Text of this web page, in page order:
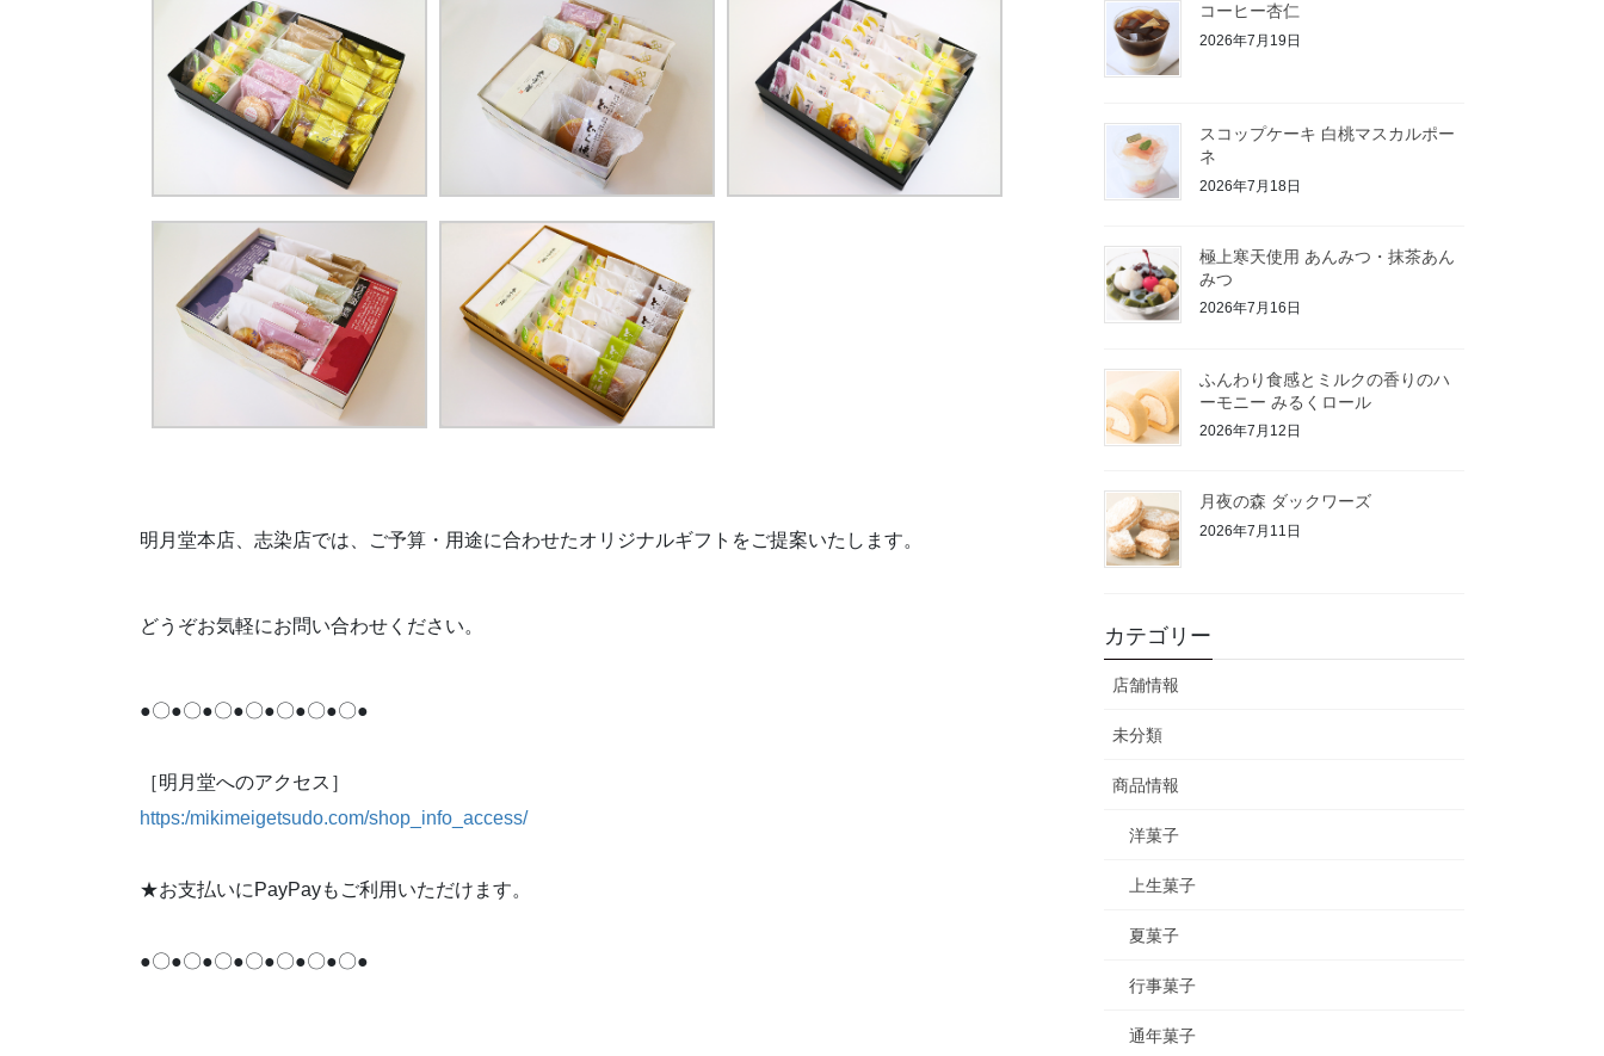
明月堂本店、志染店では、ご予算・用途に合わせたオリジナルギフトをご提案いたします。
どうぞお気軽にお問い合わせください。
●〇●〇●〇●〇●〇●〇●〇●
［明月堂へのアクセス］
https:/mikimeigetsudo.com/shop_info_access/
★お支払いにPayPayもご利用いただけます。
●〇●〇●〇●〇●〇●〇●〇●
コーヒー杏仁
2026年7月19日
スコップケーキ 白桃マスカルポー
ネ
2026年7月18日
極上寒天使用 あんみつ・抹茶あん
みつ
2026年7月16日
ふんわり食感とミルクの香りのハ
ーモニー みるくロール
2026年7月12日
月夜の森 ダックワーズ
2026年7月11日
カテゴリー
店舗情報
未分類
商品情報
洋菓子
上生菓子
夏菓子
行事菓子
通年菓子